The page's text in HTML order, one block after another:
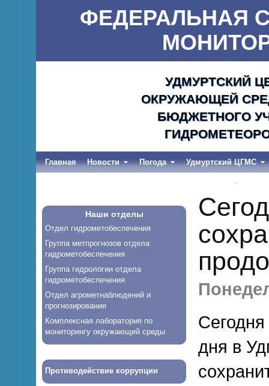
ФЕДЕРАЛЬНАЯ
УДМУРТСКИЙ
ОКРУЖАЮЩЕЙ
БЮДЖЕТНОГО
Главная Новости Погода Удмуртский ЦГМС
Наши отделы
Отдел гидрометобеспечения
Группа метпрогнозов отдела
гидрометобеспечения
Группа гидрологии отдела
гидрометобеспечения
Отдел агрометнаблюдений и
прогнозирования
Комплексная лаборатория по
мониторингу окружающей среды
Противодействие коррупции
Сегодня
дня в